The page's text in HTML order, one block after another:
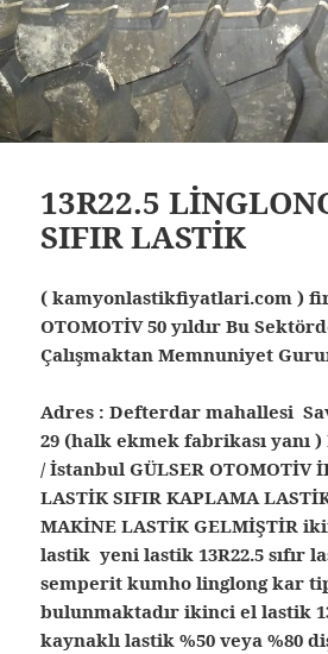
13R22.5
SIFIR LASTİK
( kamyonlastikfiyatlari.com )
OTOMOTİV 50 yıldır Bu
Çalışmaktan Memnuniyet
Adres : Defterdar mahallesi
29 (halk ekmek fabrikası yanı
/ İstanbulGÜLSER OTOMOTİV
LASTİK SIFIR KAPLAMA
MAKİNE LASTİK GELMİŞTİR
lastik yeni lastik 13R22.5 sıfır
semperit kumho linglong kar
bulunmaktadır ikinci el lastik
kaynaklı lastik %50 veya %80